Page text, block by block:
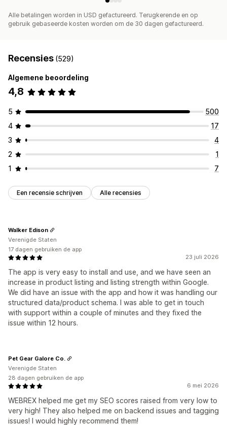
Alle betalingen worden in USD gefactureerd. Terugkerende en op
gebruik gebaseerde kosten worden om de 30 dagen gefactureerd.
Recensies (529)
Algemene beoordeling
4,8
5
500
4
17
3
4
2
1
1
7
Een recensie schrijven Alle recensies
23 juli 2026
The app is very easy to install and use, and we have seen an
increase in product listing and listing strength within Google.
We did have an issue with the app and how it was handling our
structured data/product schema. I was able to get in touch
with support within a couple of minutes and they fixed the
issue within 12 hours.
Walker Edison
Verenigde Staten
17 dagen gebruiken de app
6 mei 2026
WEBREX helped me get my SEO scores raised from very low to
very high! They also helped me on backend issues and tagging
issues! I would highly recommend them!
Pet Gear Galore Co.
Verenigde Staten
28 dagen gebruiken de app